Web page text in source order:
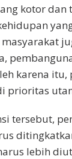
kotor dan
karena itu,
prioritas
tersebut,
lebih